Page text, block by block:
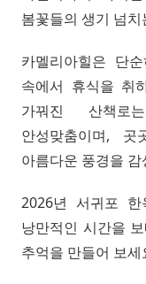
봄꽃들의 생기 넘
카멜리아힐은 단
속에서 휴식을 취
가꿔진 산책로
안성맞춤이며,
아름다운 풍경을
2026년 서귀포
낭만적인 시간을
추억을 만들어 보세